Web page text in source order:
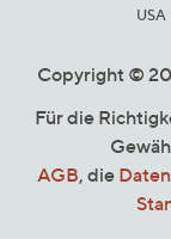
USA
Copyright ©
Für die
AGB, die